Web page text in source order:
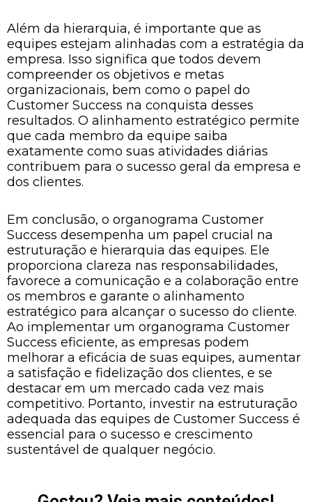
Além da hierarquia, é importante que as
equipes estejam alinhadas com a estratégia da
empresa. Isso significa que todos devem
compreender os objetivos e metas
organizacionais, bem como o papel do
Customer Success na conquista desses
resultados. O alinhamento estratégico permite
que cada membro da equipe saiba
exatamente como suas atividades diárias
contribuem para o sucesso geral da empresa e
dos clientes.
Em conclusão, o organograma Customer
Success desempenha um papel crucial na
estruturação e hierarquia das equipes. Ele
proporciona clareza nas responsabilidades,
favorece a comunicação e a colaboração entre
os membros e garante o alinhamento
estratégico para alcançar o sucesso do cliente.
Ao implementar um organograma Customer
Success eficiente, as empresas podem
melhorar a eficácia de suas equipes, aumentar
a satisfação e fidelização dos clientes, e se
destacar em um mercado cada vez mais
competitivo. Portanto, investir na estruturação
adequada das equipes de Customer Success é
essencial para o sucesso e crescimento
sustentável de qualquer negócio.